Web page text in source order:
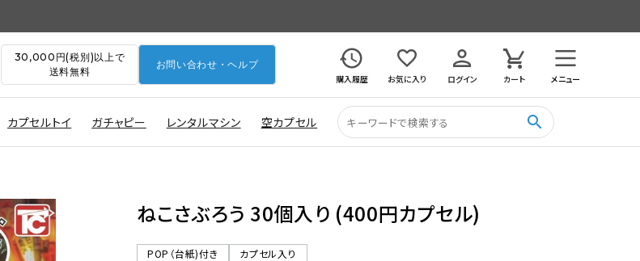
30,000円(税別)以上で
送料無料
お問い合わせ・ヘルプ
購入履歴
お気に入り ログイン カート メニュー
カプセルトイ ガチャピー レンタルマシン 空カプセル search
ねこさぶろう 30個入り (400円カプセル)
POP（台紙)付き
カプセル入り